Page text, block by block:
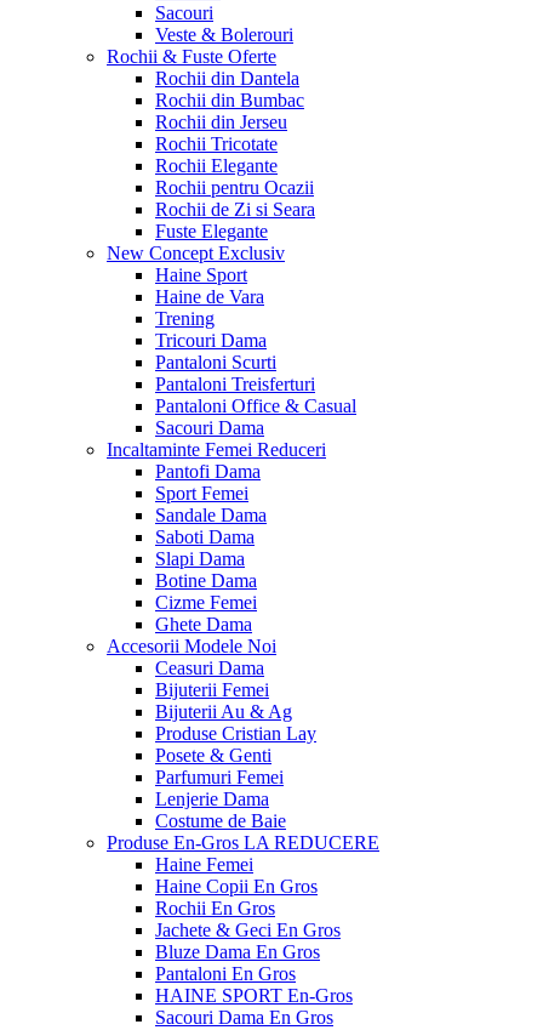
Sacouri
Veste & Bolerouri
Rochii & Fuste Oferte
Rochii din Dantela
Rochii din Bumbac
Rochii din Jerseu
Rochii Tricotate
Rochii Elegante
Rochii pentru Ocazii
Rochii de Zi si Seara
Fuste Elegante
New Concept Exclusiv
Haine Sport
Haine de Vara
Trening
Tricouri Dama
Pantaloni Scurti
Pantaloni Treisferturi
Pantaloni Office & Casual
Sacouri Dama
Incaltaminte Femei Reduceri
Pantofi Dama
Sport Femei
Sandale Dama
Saboti Dama
Slapi Dama
Botine Dama
Cizme Femei
Ghete Dama
Accesorii Modele Noi
Ceasuri Dama
Bijuterii Femei
Bijuterii Au & Ag
Produse Cristian Lay
Posete & Genti
Parfumuri Femei
Lenjerie Dama
Costume de Baie
Produse En-Gros LA REDUCERE
Haine Femei
Haine Copii En Gros
Rochii En Gros
Jachete & Geci En Gros
Bluze Dama En Gros
Pantaloni En Gros
HAINE SPORT En-Gros
Sacouri Dama En Gros